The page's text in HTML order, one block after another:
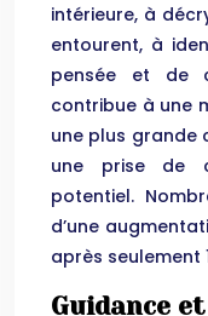
intérieure, à
entourent, à
pensée et de
contribue à une
une plus grande
une prise de
potentiel.
d’une
après seulement
Guidance